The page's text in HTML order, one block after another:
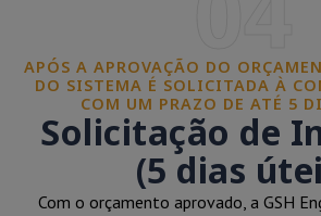
APÓS A APROVAÇÃO DO
DO SISTEMA É SOLICITADA À
COM UM PRAZO DE ATÉ 5
Solicitação de
(5 dias
Com o orçamento aprovado, a GSH